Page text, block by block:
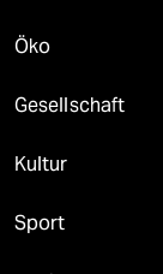
Öko
Gesellschaft
Kultur
Sport